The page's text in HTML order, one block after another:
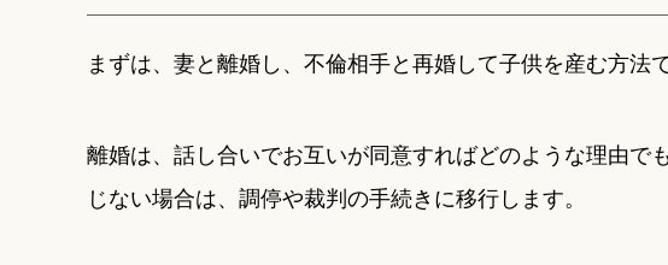
まずは、妻と離婚し、不倫相手と再婚して子供を産む方法で
離婚は、話し合いでお互いが同意すればどのような理由で
じない場合は、調停や裁判の手続きに移行します。